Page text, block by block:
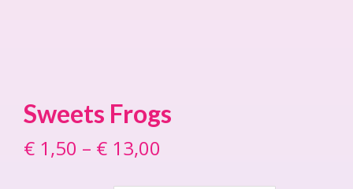
Sweets Frogs
€ 1,50 – € 13,00